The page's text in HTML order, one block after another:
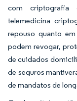
com
telemedicina
repouso quanto
podem revogar,
de cuidados
de seguros
de mandatos de